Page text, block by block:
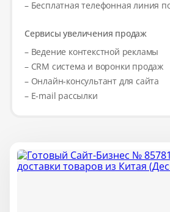
– Бесплатная телефонная линия
Сервисы увеличения продаж
– Ведение контекстной рекламы
– CRM система и воронки продаж
– Онлайн-консультант для сайта
– E-mail рассылки